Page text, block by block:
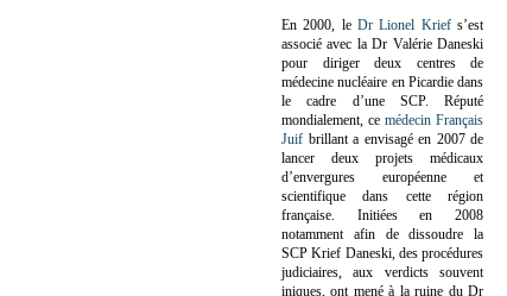
En 2000, le Dr Lionel Kriefs’est
associé avec la Dr Valérie Daneski
pour diriger deux centres de
médecine nucléaire en Picardie dans
le cadre d’une SCP. Réputé
mondialement, ce médecin Français
Juif brillant a envisagé en 2007 de
lancer deux projets médicaux
d’envergures européenne et
scientifique dans cette région
française. Initiées en 2008
notamment afin de dissoudre la
SCP Krief Daneski, des procédures
judiciaires, aux verdicts souvent
iniques, ont mené à la ruine du Dr